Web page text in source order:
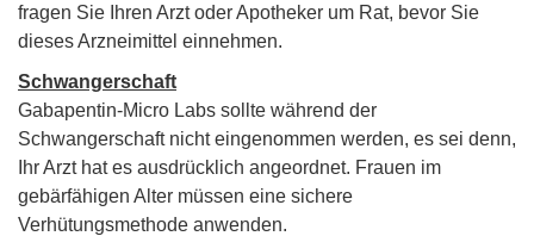
fragen Sie Ihren Arzt oder Apotheker um Rat, bevor Sie
dieses Arzneimittel einnehmen.
Schwangerschaft
Gabapentin-Micro Labs sollte während der
Schwangerschaft nicht eingenommen werden, es sei denn,
Ihr Arzt hat es ausdrücklich angeordnet. Frauen im
gebärfähigen Alter müssen eine sichere
Verhütungsmethode anwenden.